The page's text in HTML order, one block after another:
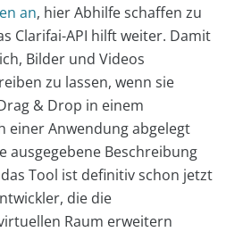
an, hier Abhilfe schaffen zu
Clarifai-API hilft weiter. Damit
Bilder und Videos
zu lassen, wenn sie
& Drop in einem
einer Anwendung abgelegt
ausgegebene Beschreibung
Tool ist definitiv schon jetzt
die die
Raum erweitern